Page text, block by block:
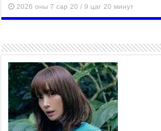
2026 оны 7 сар 20 / 9 цаг 20 минут
шугам хоолойн
хувьтай
2026 оны 7 сар 20 / 9 цаг 14 минут
Усархаг аадар
байгаа тул
хангаж, үер усны